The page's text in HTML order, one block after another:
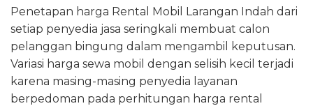
Penetapan harga Rental Mobil Larangan Indah dari
setiap penyedia jasa seringkali membuat calon
pelanggan bingung dalam mengambil keputusan.
Variasi harga sewa mobil dengan selisih kecil terjadi
karena masing-masing penyedia layanan
berpedoman pada perhitungan harga rental